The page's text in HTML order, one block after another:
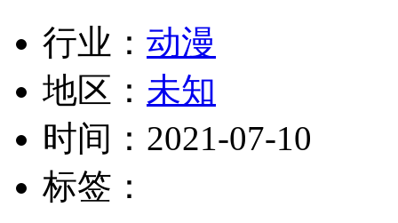
行业： 动漫
地区： 未知
时间： 2021-07-10
标签：